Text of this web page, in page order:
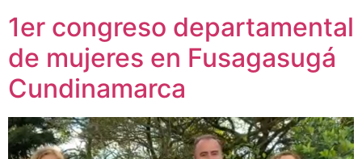
1er congreso departamental
de mujeres en Fusagasugá
Cundinamarca